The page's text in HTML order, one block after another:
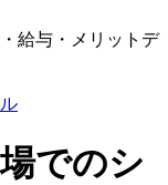
給与・メリットデ
でのシ